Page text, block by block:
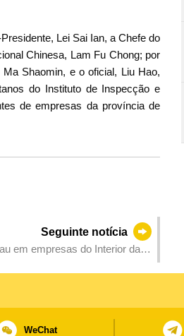
Lei Sai Ian, a Chefe do
Chinesa, Lam Fu Chong; por
Shaomin, e o oficial, Liu Hao,
do Instituto de Inspecção e
de empresas da província de
Seguinte notícia
em empresas do Interior da
WeChat